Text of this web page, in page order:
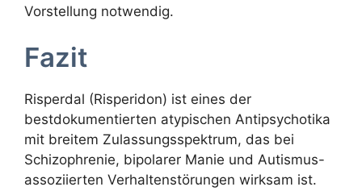
Vorstellung notwendig.
Fazit
Risperdal (Risperidon) ist eines der
bestdokumentierten atypischen Antipsychotika
mit breitem Zulassungsspektrum, das bei
Schizophrenie, bipolarer Manie und Autismus-
assoziierten Verhaltenstörungen wirksam ist.